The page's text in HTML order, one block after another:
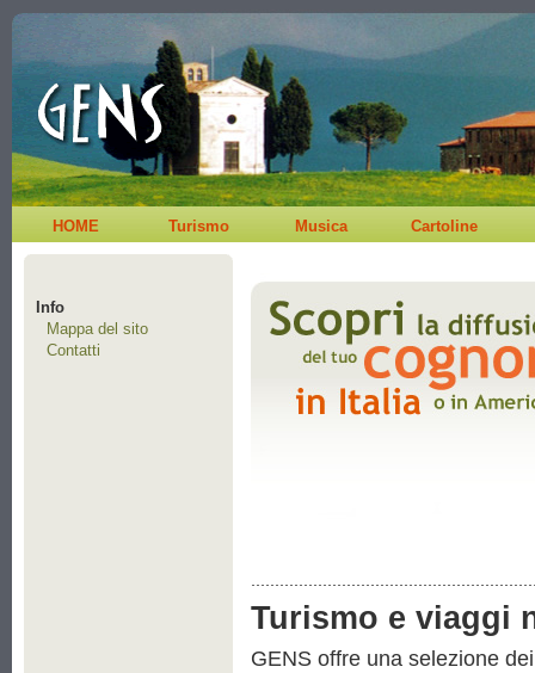
HOME Turismo Musica Cartoline
Info
Mappa del sito
Contatti
Turismo e viaggi
GENS offre una selezione